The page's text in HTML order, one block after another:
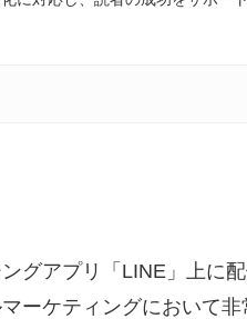
グアプリ「LINE」上に
ーケティングにおいて